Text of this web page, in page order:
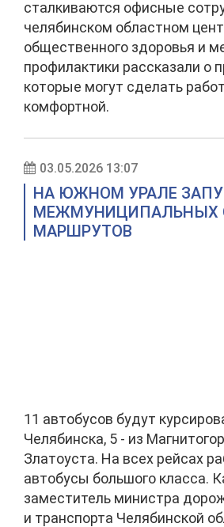
сталкиваются офисные
челябинском областном
общественного здоровья и
профилактики рассказали о
которые могут сделать
комфортной.
03.05.2026 13:07
НА ЮЖНОМ УРАЛЕ
МЕЖМУНИЦИПАЛЬНЫХ
МАРШРУТОВ
11 автобусов будут
Челябинска, 5 - из
Златоуста. На всех рейсах
автобусы большого класса.
заместитель министра
и транспорта Челябинской